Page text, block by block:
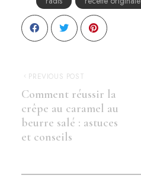
PREVIOUS POST
Comment réussir la
crêpe au caramel au
beurre salé : astuces
et conseils